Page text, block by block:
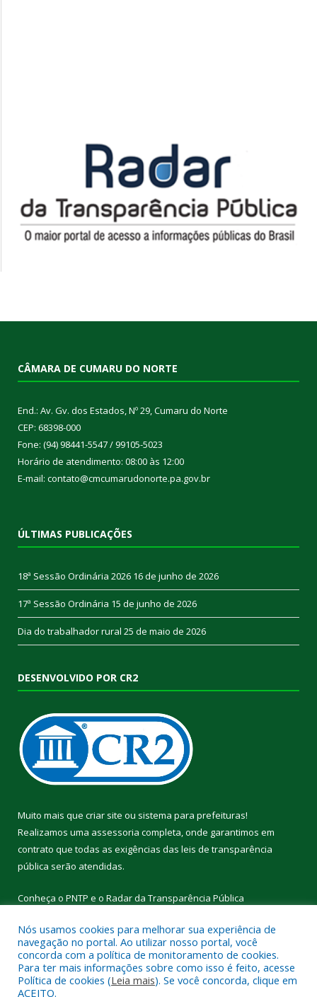
CÂMARA DE CUMARU DO NORTE
End.: Av. Gv. dos Estados, Nº 29, Cumaru do Norte
CEP: 68398-000
Fone: (94) 98441-5547 / 99105-5023
Horário de atendimento: 08:00 às 12:00
E-mail: contato@cmcumarudonorte.pa.gov.br
ÚLTIMAS PUBLICAÇÕES
18ª Sessão Ordinária 2026 16 de junho de 2026
17ª Sessão Ordinária 15 de junho de 2026
Dia do trabalhador rural 25 de maio de 2026
DESENVOLVIDO POR CR2
Muito mais que criar site ou sistema para prefeituras!
Realizamos uma assessoria completa, onde garantimos em
contrato que todas as exigências das leis de transparência
pública serão atendidas.
Conheça o PNTP e o Radar da Transparência Pública
Todos os direitos reservados a Câmara Municipal de Cumaru do
Norte.
Nós usamos cookies para melhorar sua experiência de
navegação no portal. Ao utilizar nosso portal, você
concorda com a política de monitoramento de cookies.
Para ter mais informações sobre como isso é feito, acesse
Política de cookies (Leia mais). Se você concorda, clique em
ACEITO.